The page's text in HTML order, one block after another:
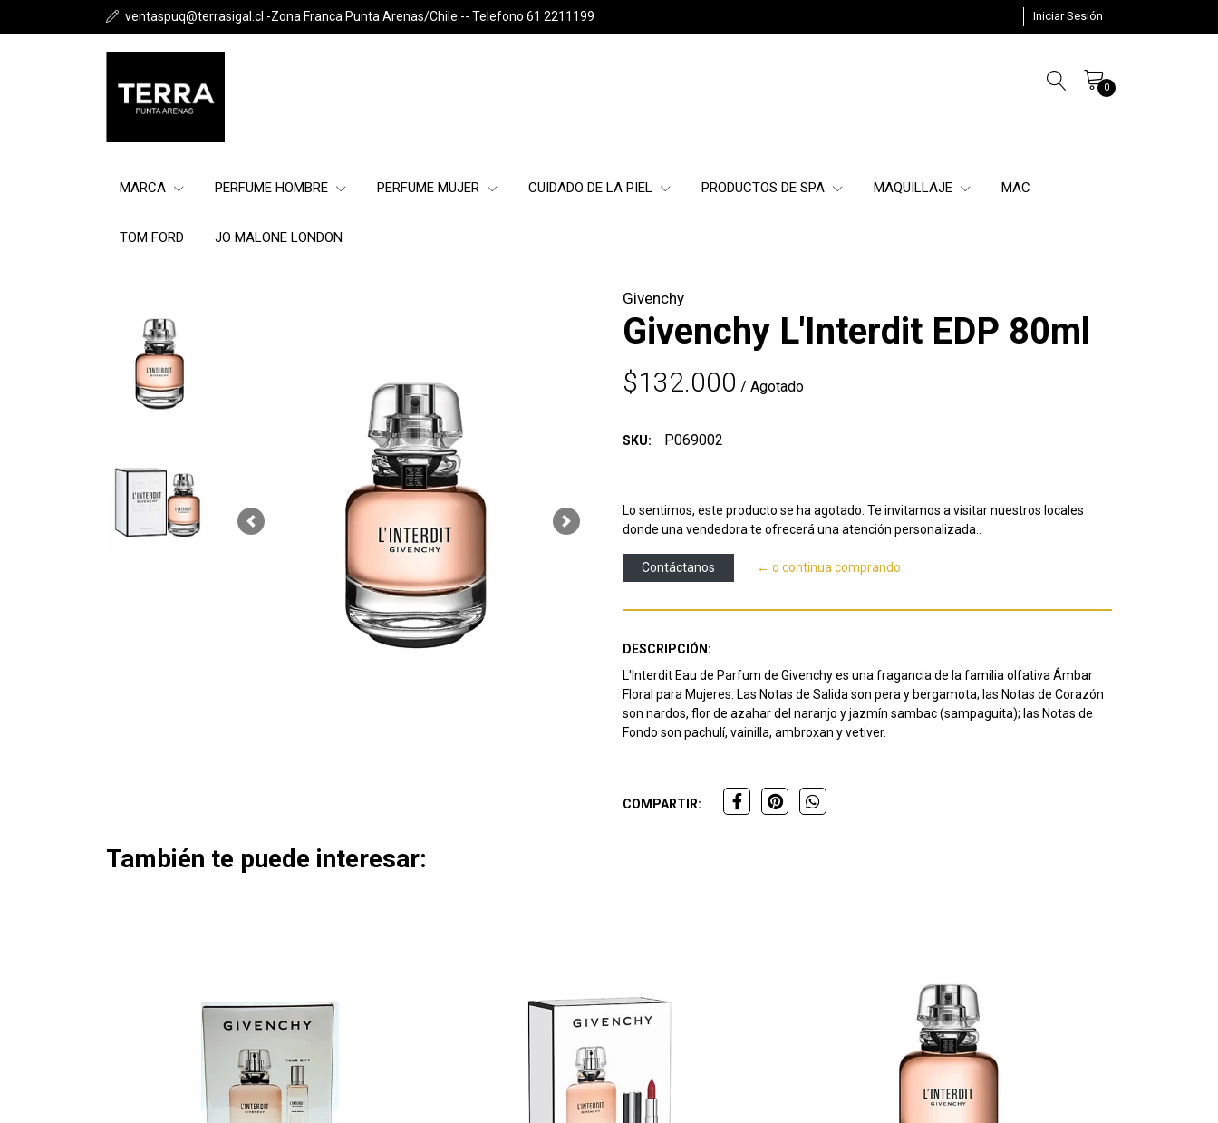
ventaspuq@terrasigal.cl -Zona Franca Punta Arenas/Chile -- Telefono 61 2211199 Iniciar Sesión
0
MARCA PERFUME HOMBRE PERFUME MUJER CUIDADO DE LA PIEL PRODUCTOS DE SPA MAQUILLAJE MAC
TOM FORD JO MALONE LONDON
Previous Next
Givenchy
Givenchy L'Interdit EDP 80ml
$132.000 / Agotado
SKU: P069002
Lo sentimos, este producto se ha agotado. Te invitamos a visitar nuestros locales
donde una vendedora te ofrecerá una atención personalizada..
Contáctanos ← o continua comprando
DESCRIPCIÓN:
L'Interdit Eau de Parfum de Givenchy es una fragancia de la familia olfativa Ámbar
Floral para Mujeres. Las Notas de Salida son pera y bergamota; las Notas de Corazón
son nardos, flor de azahar del naranjo y jazmín sambac (sampaguita); las Notas de
Fondo son pachulí, vainilla, ambroxan y vetiver.
COMPARTIR:
También te puede interesar: